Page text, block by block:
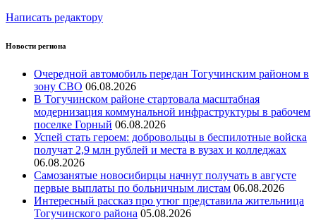
Написать редактору
Новости региона
Очередной автомобиль передан Тогучинским районом в
зону СВО 06.08.2026
В Тогучинском районе стартовала масштабная
модернизация коммунальной инфраструктуры в рабочем
поселке Горный 06.08.2026
Успей стать героем: добровольцы в беспилотные войска
получат 2,9 млн рублей и места в вузах и колледжах
06.08.2026
Самозанятые новосибирцы начнут получать в августе
первые выплаты по больничным листам 06.08.2026
Интересный рассказ про утюг представила жительница
Тогучинского района 05.08.2026